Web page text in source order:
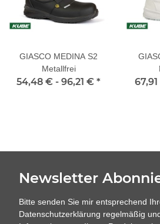
GIASCO MEDINA S2
Metallfrei
54,48 € - 96,21 € *
Newsletter
Bitte senden Sie mir entsprechend
Datenschutzerklärung regelmäßig